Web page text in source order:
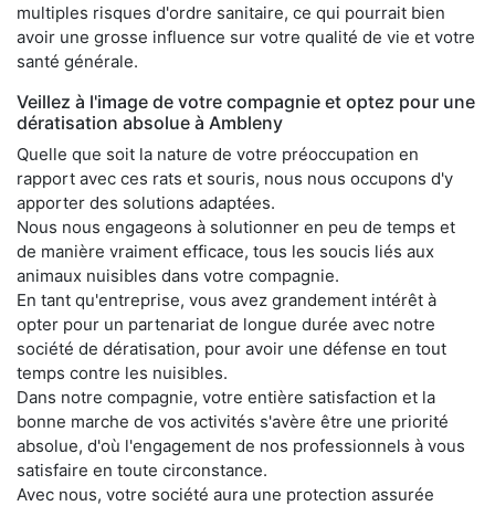
multiples risques d'ordre sanitaire, ce qui pourrait bien
avoir une grosse influence sur votre qualité de vie et votre
santé générale.
Veillez à l'image de votre compagnie et optez pour une
dératisation absolue à Ambleny
Quelle que soit la nature de votre préoccupation en
rapport avec ces rats et souris, nous nous occupons d'y
apporter des solutions adaptées.
Nous nous engageons à solutionner en peu de temps et
de manière vraiment efficace, tous les soucis liés aux
animaux nuisibles dans votre compagnie.
En tant qu'entreprise, vous avez grandement intérêt à
opter pour un partenariat de longue durée avec notre
société de dératisation, pour avoir une défense en tout
temps contre les nuisibles.
Dans notre compagnie, votre entière satisfaction et la
bonne marche de vos activités s'avère être une priorité
absolue, d'où l'engagement de nos professionnels à vous
satisfaire en toute circonstance.
Avec nous, votre société aura une protection assurée